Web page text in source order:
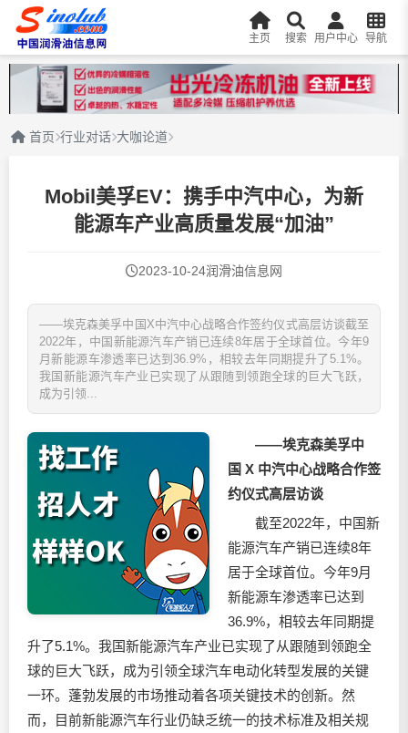
主页 搜索 用户中心 导航
首页 行业对话 大咖论道
Mobil美孚EV：携手中汽中心，为新
能源车产业高质量发展“加油”
2023-10-24润滑油信息网
——埃克森美孚中国X中汽中心战略合作签约仪式高层访谈截至
2022年，中国新能源汽车产销已连续8年居于全球首位。今年9
月新能源车渗透率已达到36.9%，相较去年同期提升了5.1%。
我国新能源汽车产业已实现了从跟随到领跑全球的巨大飞跃，
成为引领...
——埃克森美孚中
国 X 中汽中心战略合作签
约仪式高层访谈
截至2022年，中国新
能源汽车产销已连续8年
居于全球首位。今年9月
新能源车渗透率已达到
36.9%，相较去年同期提
升了5.1%。我国新能源汽车产业已实现了从跟随到领跑全
球的巨大飞跃，成为引领全球汽车电动化转型发展的关键
一环。蓬勃发展的市场推动着各项关键技术的创新。然
而，目前新能源汽车行业仍缺乏统一的技术标准及相关规